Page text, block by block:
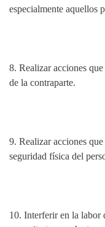
especialmente aquellos
8. Realizar acciones
de la contraparte.
9. Realizar acciones
seguridad física del
10. Interferir en la